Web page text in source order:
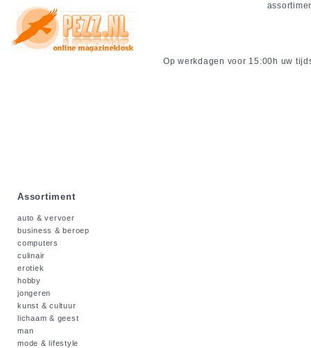
Op werkdagen voor 15:00h uw
Assortiment
auto & vervoer
business & beroep
computers
culinair
erotiek
hobby
jongeren
kunst & cultuur
lichaam & geest
man
mode & lifestyle